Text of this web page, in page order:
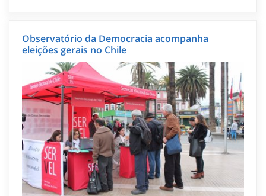
Observatório da Democracia acompanha
eleições gerais no Chile